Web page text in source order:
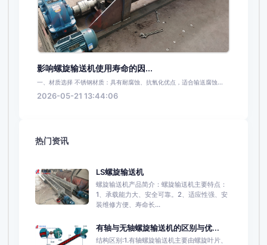
影响螺旋输送机使用寿命的因...
一、材质选择 不锈钢材质：具有耐腐蚀、抗氧化优点，适合输送腐蚀...
2026-05-21 13:44:06
热门资讯
LS螺旋输送机
螺旋输送机产品简介：螺旋输送机主要特点：
1、承载能力大、安全可靠。2、适应性强、安
装维修方便、寿命长...
有轴与无轴螺旋输送机的区别与优...
结构区别:1.有轴螺旋输送机主要由螺旋叶片、